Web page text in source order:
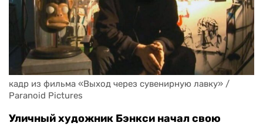
кадр из фильма «Выход через сувенирную лавку» /
Paranoid Pictures
Уличный художник Бэнкси начал свою